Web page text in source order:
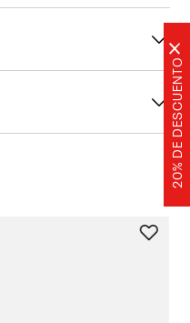
20% DE DESCUENTO
×